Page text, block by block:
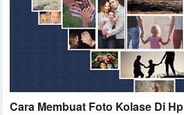
Cara Membuat Foto Kolase Di Hp